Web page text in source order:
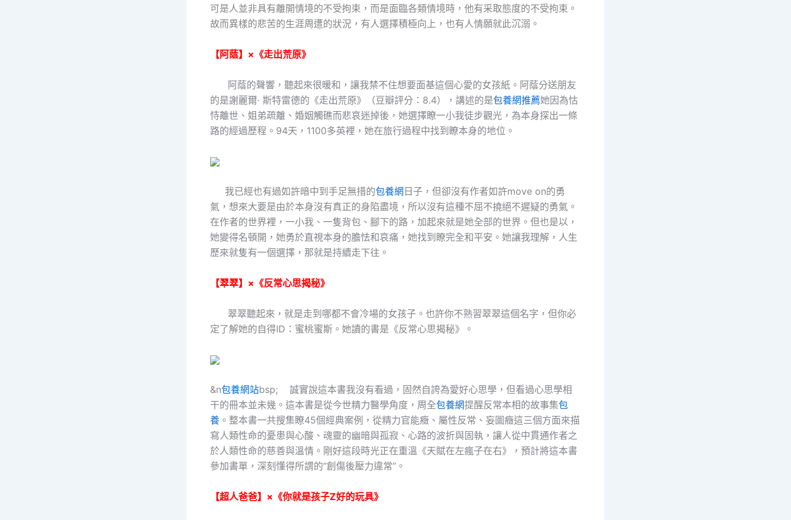
可是人並非具有離開情境的不受拘束，而是面臨各類情境時，他有采取態度的不受拘束。
故而異樣的悲苦的生涯周遭的狀況，有人選擇積極向上，也有人情願就此沉溺。
【阿蔭】×《走出荒原》
阿蔭的聲響，聽起來很暖和，讓我禁不住想要面基這個心愛的女孩紙。阿蔭分送朋友
的是謝麗爾· 斯特雷德的《走出荒原》（豆瓣評分：8.4），講述的是包養網推薦她因為怙
恃離世、姐弟疏離、婚姻觸礁而悲哀迷掉後，她選擇瞭一小我徒步觀光，為本身探出一條
路的經過歷程。94天，1100多英裡，她在旅行過程中找到瞭本身的地位。
我已經也有過如許暗中到手足無措的包養網 日子，但卻沒有作者如許move on的勇
氣，想來大要是由於本身沒有真正的身陷盡境，所以沒有這種不屈不撓絕不遲疑的勇氣。
在作者的世界裡，一小我、一隻背包、腳下的路，加起來就是她全部的世界。但也是以，
她變得名頓開，她勇於直視本身的膽怯和哀痛，她找到瞭完全和平安。她讓我理解，人生
歷來就隻有一個選擇，那就是持續走下往。
【翠翠】×《反常心思揭秘》
翠翠聽起來，就是走到哪都不會冷場的女孩子。也許你不熟習翠翠這個名字，但你必
定了解她的自得ID：蜜桃蜜斯。她讀的書是《反常心思揭秘》。
&n包養網站bsp; 誠實說這本書我沒有看過，固然自誇為愛好心思學，但看過心思學相
干的冊本並未幾。這本書是從今世精力醫學角度，周全包養網提醒反常本相的故事集包
養 。整本書一共搜集瞭45個經典案例，從精力官能癥、屬性反常、妄圖癥這三個方面來描
寫人類性命的憂患與心酸、魂靈的幽暗與孤寂、心路的波折與固執，讓人從中貫通作者之
於人類性命的慈善與溫情。剛好這段時光正在重溫《天賦在左瘋子在右》，預計將這本書
參加書單，深刻懂得所謂的“創傷後壓力違常”。
【超人爸爸】×《你就是孩子Z好的玩具》